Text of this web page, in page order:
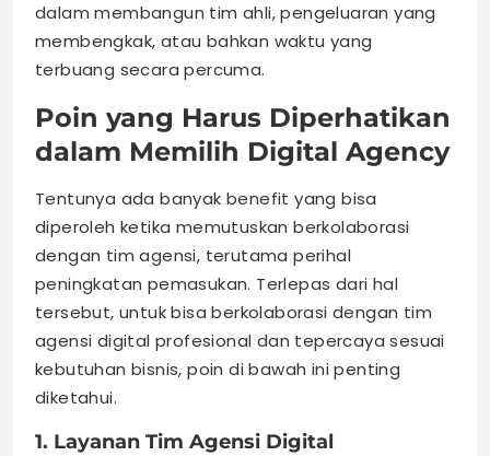
dalam membangun tim ahli, pengeluaran yang
membengkak, atau bahkan waktu yang
terbuang secara percuma.
Poin yang Harus Diperhatikan
dalam Memilih Digital Agency
Tentunya ada banyak benefit yang bisa
diperoleh ketika memutuskan berkolaborasi
dengan tim agensi, terutama perihal
peningkatan pemasukan. Terlepas dari hal
tersebut, untuk bisa berkolaborasi dengan tim
agensi digital profesional dan tepercaya sesuai
kebutuhan bisnis, poin di bawah ini penting
diketahui.
1. Layanan Tim Agensi Digital